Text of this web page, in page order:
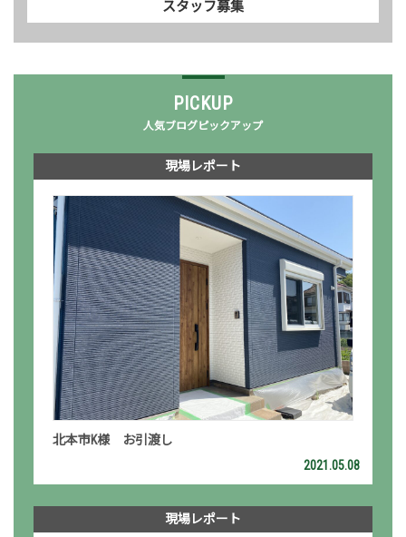
スタッフ募集
PICKUP
人気ブログピックアップ
現場レポート
北本市K様 お引渡し
2021.05.08
現場レポート